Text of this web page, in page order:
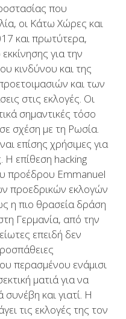
που
οι Κάτω Χώρες και
και πρωτύτερα,
για την
κινδύνου και της
και των
στις εκλογές. Οι
σημαντικές τόσο
σχέση με τη Ρωσία.
επίσης χρήσιμες για
Η επίθεση hacking
προέδρου Emmanuel
προεδρικών εκλογών
η πιο θρασεία δράση
Γερμανία, από την
επειδή δεν
περασμένου ενάμισι
ματιά για να
συνέβη και γιατί. Η
τις εκλογές της τον